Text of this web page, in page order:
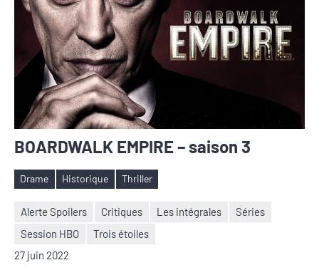
BOARDWALK EMPIRE – saison 3
Étiquettes
Drame Historique Thriller
Alerte Spoilers Critiques Les intégrales
Séries
Session HBO
Trois étoiles
27 juin 2022
Nicolas
Auger
Aucun
commentaire